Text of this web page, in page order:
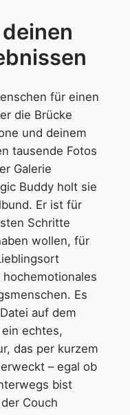
für einen
die Brücke
und deinem
tausende Fotos
Galerie
Buddy holt sie
Er ist für
Schritte
wollen, für
Es
auf dem
echtes,
das per kurzem
– egal ob
bist
Couch